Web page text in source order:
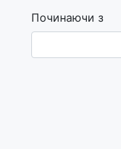
Починаючи з